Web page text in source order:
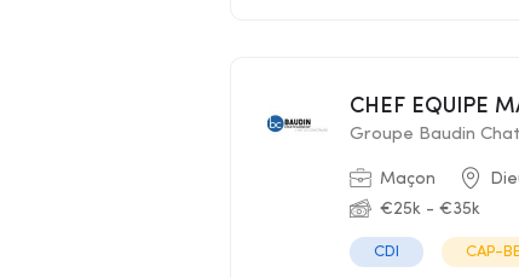
CHEF EQUIPE
Groupe Baudin
Maçon
€25k - €35k
CDI CAP-